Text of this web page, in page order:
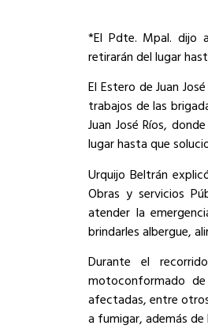
*El Pdte. Mpal. dijo
retirarán del lugar
El Estero de Juan
trabajos de las
Juan José Ríos,
lugar hasta que
Urquijo Beltrán
Obras y servicios
atender la
brindarles albergue,
Durante el
motoconformado
afectadas, entre
a fumigar, además